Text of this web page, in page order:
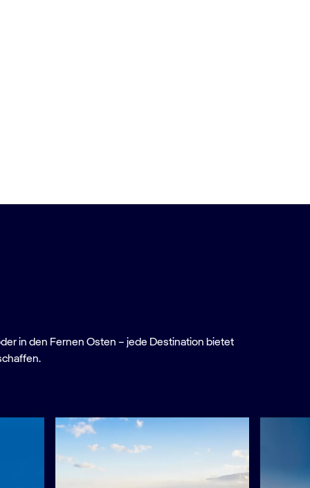
in den Fernen Osten – jede Destination bietet